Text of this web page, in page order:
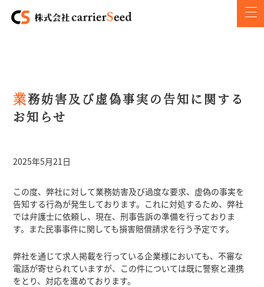
業務妨害及び虚偽事実の告知に関する
お知らせ
2025年5月21日
この度、弊社に対して業務妨害及び過度な要求、虚偽の事実を
告知する行為が発生しております。これに対処するため、弊社
では弁護士に依頼し、現在、刑事告訴の準備を行っておりま
す。また民事事件に関しても損害賠償請求を行う予定です。
弊社を通じて求人掲載を行っている企業様においても、不審な
電話が寄せられていますが、この件については既に警察と連携
をとり、対応を進めております。